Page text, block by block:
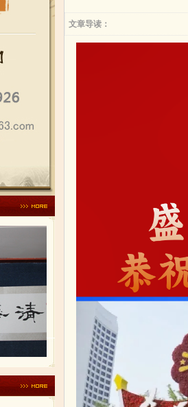
文章导读：